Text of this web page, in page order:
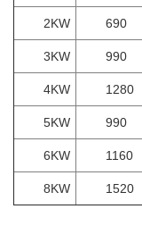
2KW 690
3KW 990
4KW 1280
5KW 990
6KW 1160
8KW 1520